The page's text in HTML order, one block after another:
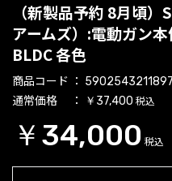
（新製品予約 8月頃
アームズ）:電動ガン
BLDC 各色
商品コード
通常価格 ￥37,400 税込
￥34,000 税込